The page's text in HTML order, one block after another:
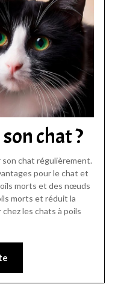
chat ?
chat régulièrement.
pour le chat et
morts et des nœuds
morts et réduit la
les chats à poils